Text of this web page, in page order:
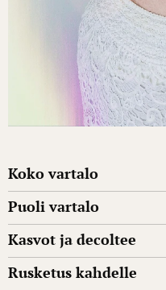
Koko vartalo
Puoli vartalo
Kasvot ja decoltee
Rusketus kahdelle